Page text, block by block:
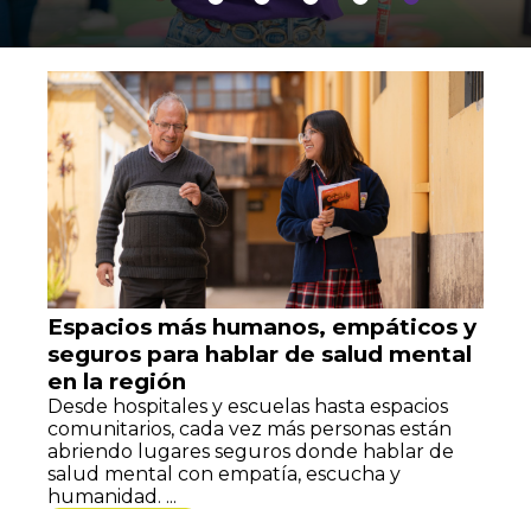
Espacios más humanos, empáticos y
seguros para hablar de salud mental
en la región
Desde hospitales y escuelas hasta espacios
comunitarios, cada vez más personas están
abriendo lugares seguros donde hablar de
salud mental con empatía, escucha y
humanidad. ...